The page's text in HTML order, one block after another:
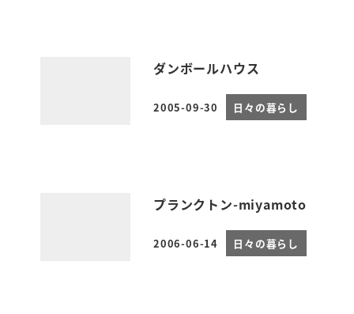
ダンボールハウス
投稿日
2005-09-30 日々の暮らし
プランクトン-miyamoto
投稿日
2006-06-14 日々の暮らし